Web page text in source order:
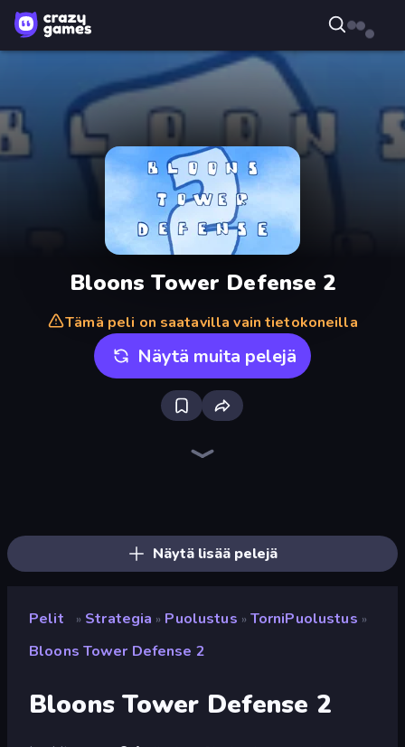
Bloons Tower Defense 2
Tämä peli on saatavilla vain tietokoneilla
Näytä muita pelejä
Näytä lisää pelejä
Pelit » Strategia » Puolustus » TorniPuolustus »
Bloons Tower Defense 2
Bloons Tower Defense 2